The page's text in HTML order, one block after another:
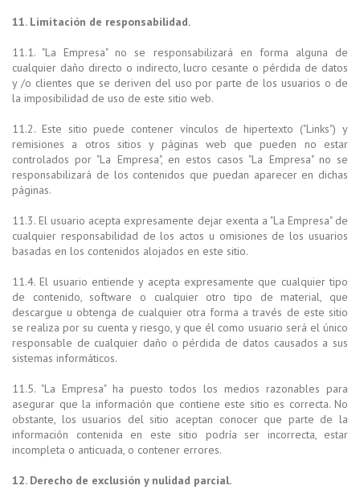
11. Limitación de responsabilidad.
11.1. "La Empresa" no se responsabilizará en forma alguna de
cualquier daño directo o indirecto, lucro cesante o pérdida de datos
y /o clientes que se deriven del uso por parte de los usuarios o de
la imposibilidad de uso de este sitio web.
11.2. Este sitio puede contener vínculos de hipertexto ("Links") y
remisiones a otros sitios y páginas web que pueden no estar
controlados por "La Empresa", en estos casos "La Empresa" no se
responsabilizará de los contenidos que puedan aparecer en dichas
páginas.
11.3. El usuario acepta expresamente dejar exenta a "La Empresa" de
cualquier responsabilidad de los actos u omisiones de los usuarios
basadas en los contenidos alojados en este sitio.
11.4. El usuario entiende y acepta expresamente que cualquier tipo
de contenido, software o cualquier otro tipo de material, que
descargue u obtenga de cualquier otra forma a través de este sitio
se realiza por su cuenta y riesgo, y que él como usuario será el único
responsable de cualquier daño o pérdida de datos causados a sus
sistemas informáticos.
11.5. "La Empresa" ha puesto todos los medios razonables para
asegurar que la información que contiene este sitio es correcta. No
obstante, los usuarios del sitio aceptan conocer que parte de la
información contenida en este sitio podría ser incorrecta, estar
incompleta o anticuada, o contener errores.
12. Derecho de exclusión y nulidad parcial.